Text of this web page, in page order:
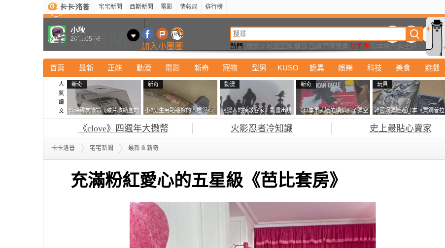
宅宅新聞 西斯新聞 電影 情報局 排行榜
加入小圈圈 熱門: 珍事件
首頁 最新 正妹 動漫 電影 新奇 寵物 型男 KUSO 詭異 娛樂 科技 美食 遊戲
人
氣
讚
文
新奇
資深網友議論《磁片收納盒的
鎖有什麼用》想偷的話整盒拿
走不就好了嗎？
新奇
小2男生用路邊撿的木棍與石
頭做成了《石斧》馬麻打開書
包嚇一跳怎麼會有這種東
西！？
動漫
《獵人的揍敵客家》動畫出現
的這個剪影是誰？你是不是忘
記還有這號人物了
新奇
《日本軍武迷的煩惱》子彈空
盒在日本超級貴 美國網友直
玩具
韓國鋼彈迷遊日本《買鋼普拉
塞不進行李箱》網友們集思廣
益提供解方了……
《clove》四週年大撒幣 火影忍者冷知識 史上最貼心賣家
卡卡洛普 宅宅新聞 最新 & 新奇
充滿粉紅愛心的五星級《芭比套房》
最新 新奇 正妹 寵物 型男 Kuso 科技 動漫
小狄
2011.05.08